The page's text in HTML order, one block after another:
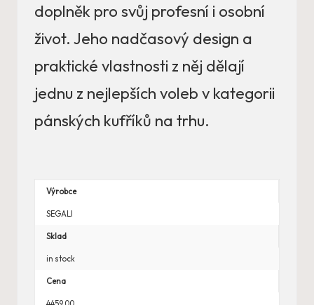
doplněk pro svůj profesní i osobní
život. Jeho nadčasový design a
praktické vlastnosti z něj dělají
jednu z nejlepších voleb v kategorii
pánských kufříků na trhu.
Výrobce
SEGALI
Sklad
in stock
Cena